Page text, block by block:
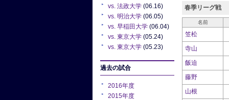
vs. 法政大学 (06.16)
vs. 明治大学 (06.05)
vs. 早稲田大学 (06.04)
vs. 東京大学 (05.24)
vs. 東京大学 (05.23)
過去の試合
2016年度
2015年度
春季リーグ戦
名前
笠松
寺山
飯迫
藤野
山根